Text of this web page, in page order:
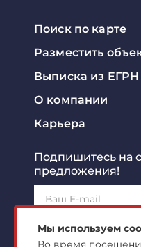
Поиск по карте
Разместить
Выписка из ЕГРН
О компании
Карьера
Подпишитесь на
предложения!
Мы используем
Во время